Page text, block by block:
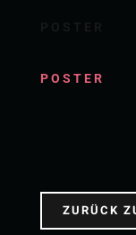
POSTER
ZURÜCK